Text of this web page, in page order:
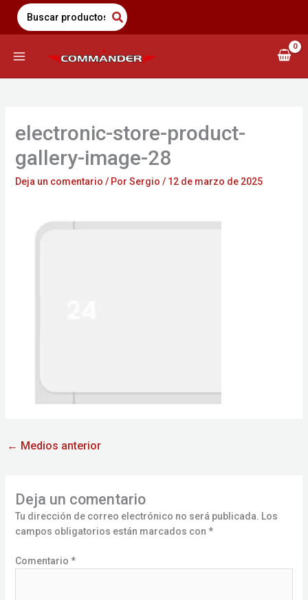
Saltar
contenido
Search
for:
electronic-store-product-
gallery-image-28
Deja un comentario / Por Sergio / 12 de marzo de 2025
← Medios anterior
Deja un comentario
Tu dirección de correo electrónico no será publicada. Los
campos obligatorios están marcados con *
Comentario *